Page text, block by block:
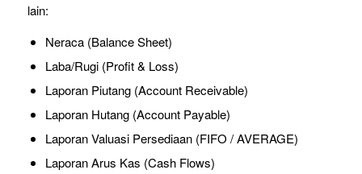
lain:
Neraca (Balance Sheet)
Laba/Rugi (Profit & Loss)
Laporan Piutang (Account Receivable)
Laporan Hutang (Account Payable)
Laporan Valuasi Persediaan (FIFO / AVERAGE)
Laporan Arus Kas (Cash Flows)